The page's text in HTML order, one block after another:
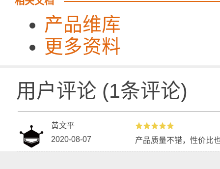
产品维库
更多资料
用户评论 (1条评论)
黄文平
2020-08-07
产品质量不错，性价比